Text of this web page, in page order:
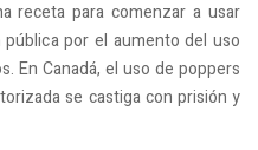
receta para comenzar a usar
por el aumento del uso
En Canadá, el uso de poppers
se castiga con prisión y